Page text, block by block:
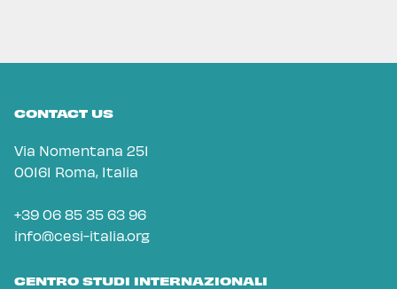
CONTACT US
Via Nomentana 251
00161 Roma, Italia
+39 06 85 35 63 96
info@cesi-italia.org
CENTRO STUDI INTERNAZIONALI